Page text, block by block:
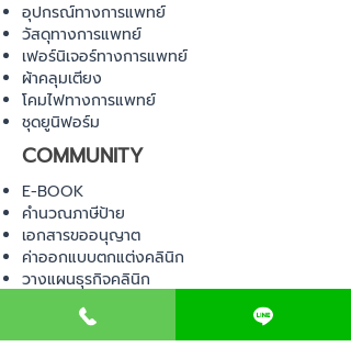
อุปกรณ์ทางการแพทย์
วัสดุทางการแพทย์
เฟอร์นิเจอร์ทางการแพทย์
ผ้าคลุมเตียง
โคมไฟทางการแพทย์
ชุดยูนิฟอร์ม
COMMUNITY
E-BOOK
คำนวณภาษีป้าย
เอกสารขออนุญาต
ค่าออกแบบตกแต่งคลินิก
วางแผนธุรกิจคลินิก
Web Board ชุมชน
ขอใบอนุญาตเปิดคลินิก
ภาษีธุรกิจคลินิก